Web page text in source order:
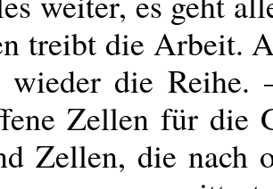
treibt die Arbeit.
wieder die
Zellen für die
Zellen, die nach